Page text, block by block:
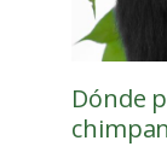
Dónde